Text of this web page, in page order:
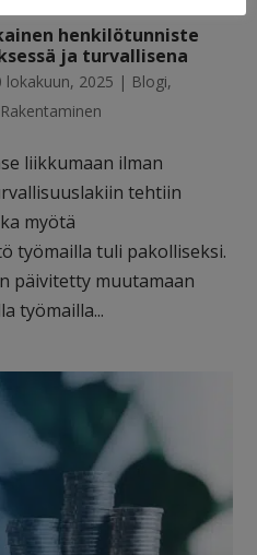
henkilötunniste
ja turvallisena
lokakuun, 2025 | Blogi,
Rakentaminen
liikkumaan ilman
tehtiin
myötä
työmailla tuli pakolliseksi.
päivitetty muutamaan
työmailla...